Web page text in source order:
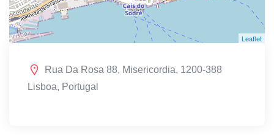
Leaflet
Rua Da Rosa 88, Misericordia, 1200-388
Lisboa, Portugal